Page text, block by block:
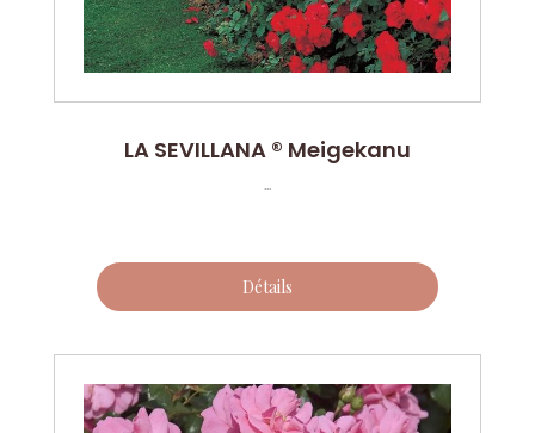
LA SEVILLANA ® Meigekanu
...
Détails